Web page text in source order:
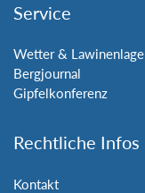
Service
Wetter & Lawinenlage
Bergjournal
Gipfelkonferenz
Rechtliche Infos
Kontakt